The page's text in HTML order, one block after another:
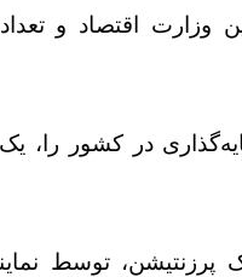
اقتصاد و
در کشور را،
پرزنتیشن، توسط